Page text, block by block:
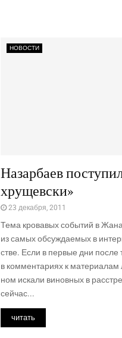
НОВОСТИ
Назарбаев
хрущевски»
23 декабря, 2011
Тема кро­ва­вых собы­тий в
из самых обсуж­да­е­мых в
стве. Если в пер­вые дни после
в ком­мен­та­ри­ях к
ном иска­ли винов­ных в
сей­час...
читать